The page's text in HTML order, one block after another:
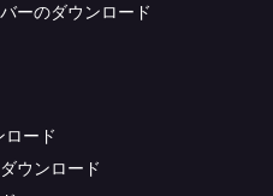
ーのダウンロード
ード
ウンロード